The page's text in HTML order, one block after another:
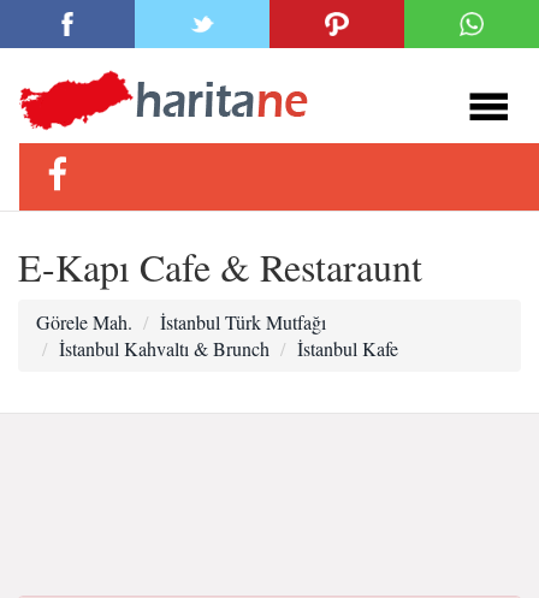
E-Kapı Cafe & Restaraunt
Görele Mah.
İstanbul Türk Mutfağı
İstanbul Kahvaltı & Brunch
İstanbul Kafe